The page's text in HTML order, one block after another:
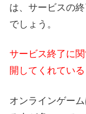
は、サービスの
でしょう。
サービス終了に
開してくれてい
オンラインゲー